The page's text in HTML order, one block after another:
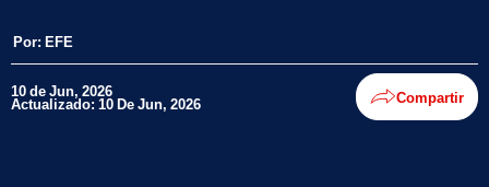
Por: EFE
10 de Jun, 2026
Actualizado: 10 De Jun, 2026 Compartir